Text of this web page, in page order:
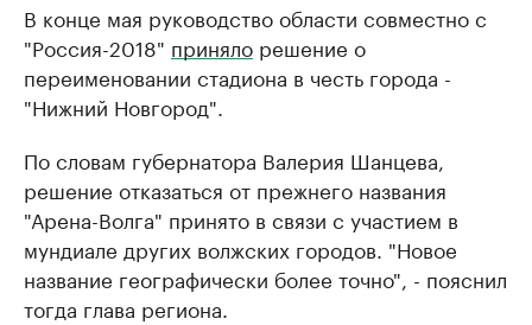
В конце мая руководство области совместно с
"Россия-2018" приняло решение о
переименовании стадиона в честь города -
"Нижний Новгород".
По словам губернатора Валерия Шанцева,
решение отказаться от прежнего названия
"Арена-Волга" принято в связи с участием в
мундиале других волжских городов. "Новое
название географически более точно", - пояснил
тогда глава региона.